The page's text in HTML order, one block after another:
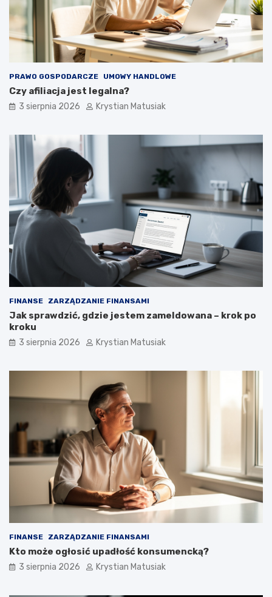
PRAWO GOSPODARCZE UMOWY HANDLOWE
Czy afiliacja jest legalna?
3 sierpnia 2026 Krystian Matusiak
FINANSE ZARZĄDZANIE FINANSAMI
Jak sprawdzić, gdzie jestem zameldowana – krok po
kroku
3 sierpnia 2026 Krystian Matusiak
FINANSE ZARZĄDZANIE FINANSAMI
Kto może ogłosić upadłość konsumencką?
3 sierpnia 2026 Krystian Matusiak